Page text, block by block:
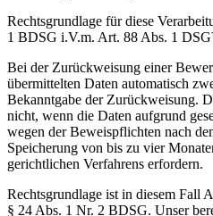
Rechtsgrundlage für diese
1 BDSG i.V.m. Art. 88 Abs. 1
Bei der Zurückweisung einer
übermittelten Daten automatisch
Bekanntgabe der Zurückweisung.
nicht, wenn die Daten aufgrund
wegen der Beweispflichten nach
Speicherung von bis zu vier
gerichtlichen Verfahrens erfordern.
Rechtsgrundlage ist in diesem Fall
§ 24 Abs. 1 Nr. 2 BDSG. Unser